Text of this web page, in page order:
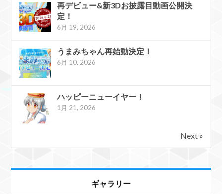
再デビュー&新3Dお披露目動画公開決
定！
6月 19, 2026
うまみちゃん再始動決定！
6月 10, 2026
ハッピーニューイヤー！
1月 21, 2026
Next »
ギャラリー